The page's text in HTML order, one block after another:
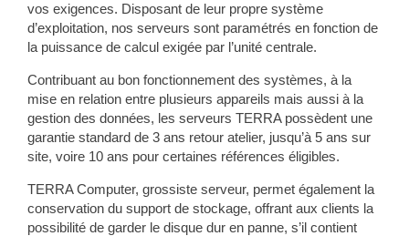
vos exigences. Disposant de leur propre système
d’exploitation, nos serveurs sont paramétrés en fonction de
la puissance de calcul exigée par l’unité centrale.
Contribuant au bon fonctionnement des systèmes, à la
mise en relation entre plusieurs appareils mais aussi à la
gestion des données, les serveurs TERRA possèdent une
garantie standard de 3 ans retour atelier, jusqu’à 5 ans sur
site, voire 10 ans pour certaines références éligibles.
TERRA Computer, grossiste serveur, permet également la
conservation du support de stockage, offrant aux clients la
possibilité de garder le disque dur en panne, s’il contient